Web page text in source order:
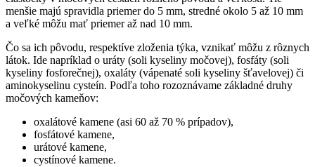
menšie majú spravidla priemer do 5 mm, stredné okolo 5 až 10 mm
a veľké môžu mať priemer až nad 10 mm.
Čo sa ich pôvodu, respektíve zloženia týka, vznikať môžu z rôznych
látok. Ide napríklad o uráty (soli kyseliny močovej), fosfáty (soli
kyseliny fosforečnej), oxaláty (vápenaté soli kyseliny šťavelovej) či
aminokyselinu cysteín. Podľa toho rozoznávame základné druhy
močových kameňov:
oxalátové kamene (asi 60 až 70 % prípadov),
fosfátové kamene,
urátové kamene,
cystínové kamene.